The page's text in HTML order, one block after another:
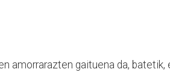
amorrarazten gaituena da, batetik,